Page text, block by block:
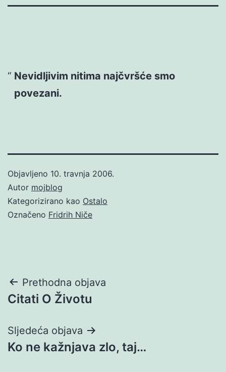
Nevidljivim nitima najčvršće smo
povezani.
Objavljeno 10. travnja 2006.
Autor mojblog
Kategorizirano kao Ostalo
Označeno Fridrih Niče
Navigacija
objava
Prethodna objava
Citati O Životu
Sljedeća objava
Ko ne kažnjava zlo, taj…